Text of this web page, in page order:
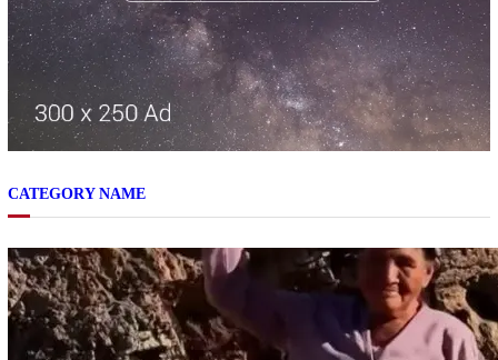
CATEGORY NAME